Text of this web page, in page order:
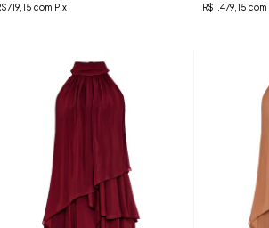
com Pix R$1.479,15 com